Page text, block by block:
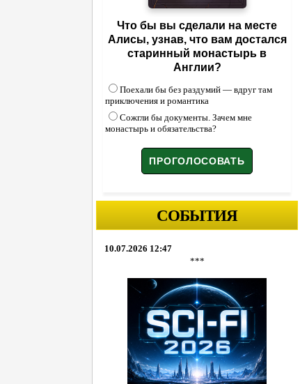
Что бы вы сделали на месте
Алисы, узнав, что вам достался
старинный монастырь в
Англии?
Поехали бы без раздумий — вдруг там
приключения и романтика
Сожгли бы документы. Зачем мне
монастырь и обязательства?
СОБЫТИЯ
10.07.2026 12:47
***